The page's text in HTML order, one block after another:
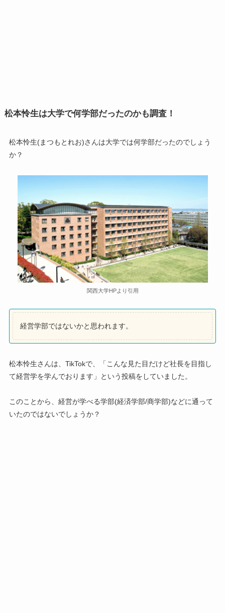
松本怜生は大学で何学部だったのかも調査！
松本怜生(まつもとれお)さんは大学では何学部だったのでしょう
か？
関西大学HPより引用
経営学部ではないかと思われます。
松本怜生さんは、TikTokで、「こんな見た目だけど社長を目指し
て経営学を学んでおります」という投稿をしていました。
このことから、経営が学べる学部(経済学部/商学部)などに通って
いたのではないでしょうか？